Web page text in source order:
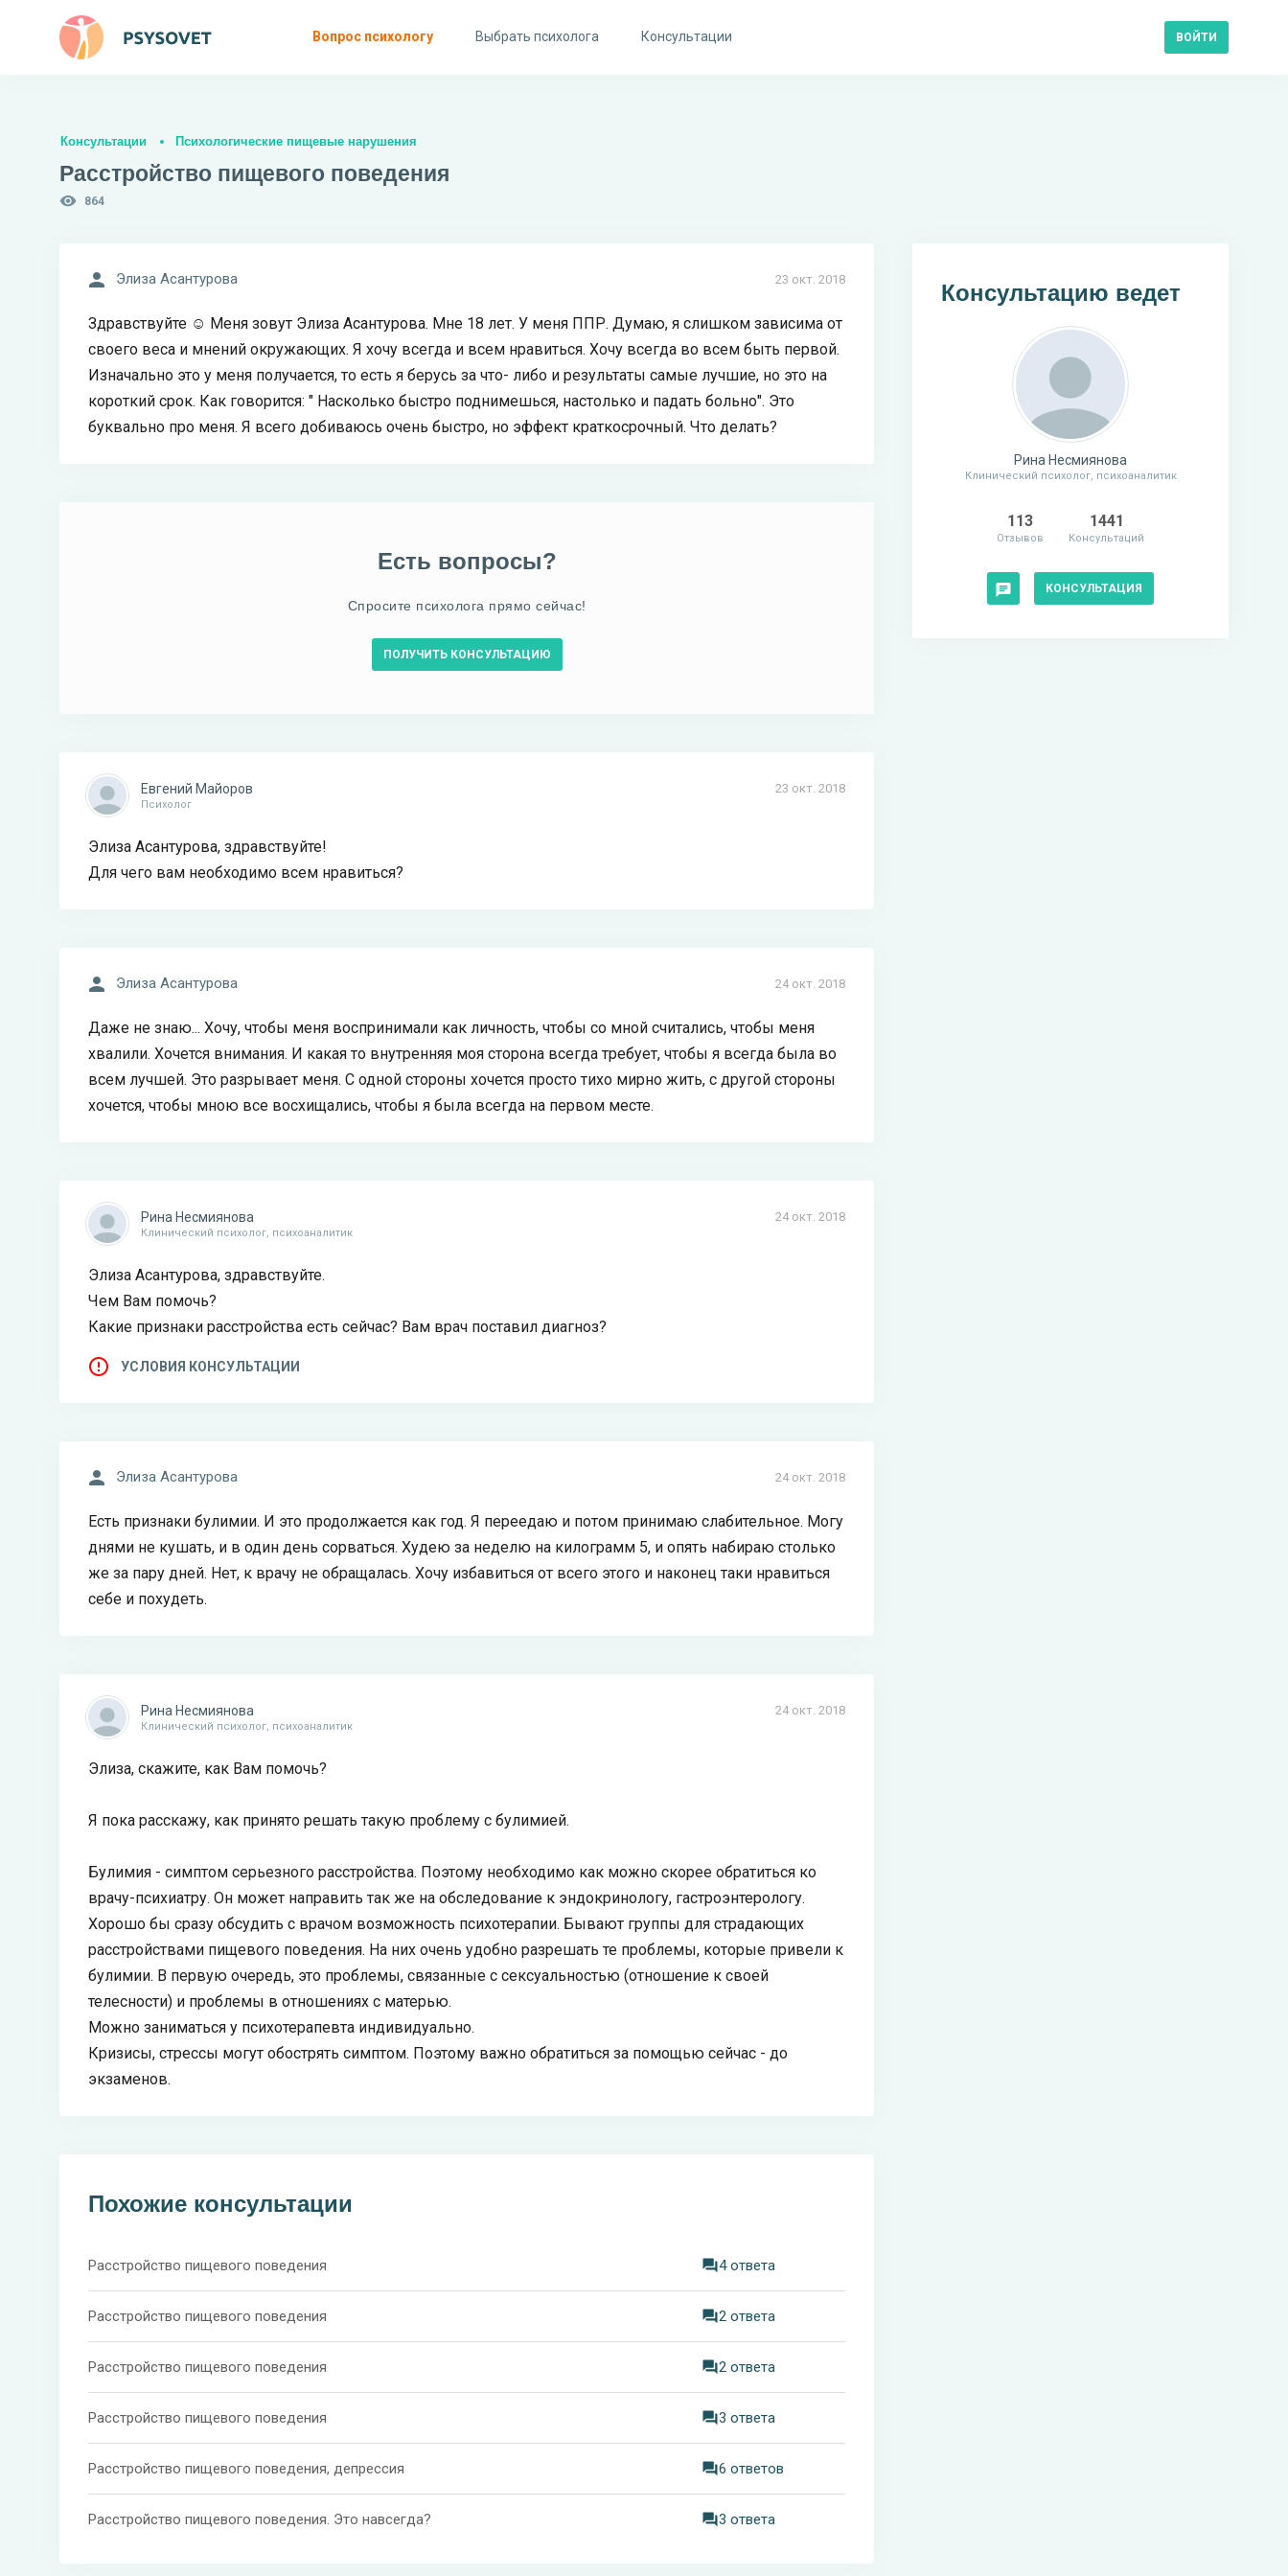
Вопрос психологу Выбрать психолога Консультации ВОЙТИ
Консультации Психологические пищевые нарушения
Расстройство пищевого поведения
864
23 окт. 2018
Элиза Асантурова
Здравствуйте ☺️ Меня зовут Элиза Асантурова. Мне 18 лет. У меня ППР. Думаю, я слишком зависима от
своего веса и мнений окружающих. Я хочу всегда и всем нравиться. Хочу всегда во всем быть первой.
Изначально это у меня получается, то есть я берусь за что- либо и результаты самые лучшие, но это на
короткий срок. Как говорится: " Насколько быстро поднимешься, настолько и падать больно". Это
буквально про меня. Я всего добиваюсь очень быстро, но эффект краткосрочный. Что делать?
Есть вопросы?
Спросите психолога прямо сейчас!
ПОЛУЧИТЬ КОНСУЛЬТАЦИЮ
23 окт. 2018
Евгений Майоров
Психолог
Элиза Асантурова, здравствуйте!
Для чего вам необходимо всем нравиться?
24 окт. 2018
Элиза Асантурова
Даже не знаю... Хочу, чтобы меня воспринимали как личность, чтобы со мной считались, чтобы меня
хвалили. Хочется внимания. И какая то внутренняя моя сторона всегда требует, чтобы я всегда была во
всем лучшей. Это разрывает меня. С одной стороны хочется просто тихо мирно жить, с другой стороны
хочется, чтобы мною все восхищались, чтобы я была всегда на первом месте.
24 окт. 2018
Рина Несмиянова
Клинический психолог, психоаналитик
Элиза Асантурова, здравствуйте.
Чем Вам помочь?
Какие признаки расстройства есть сейчас? Вам врач поставил диагноз?
УСЛОВИЯ КОНСУЛЬТАЦИИ
24 окт. 2018
Элиза Асантурова
Есть признаки булимии. И это продолжается как год. Я переедаю и потом принимаю слабительное. Могу
днями не кушать, и в один день сорваться. Худею за неделю на килограмм 5, и опять набираю столько
же за пару дней. Нет, к врачу не обращалась. Хочу избавиться от всего этого и наконец таки нравиться
себе и похудеть.
24 окт. 2018
Рина Несмиянова
Клинический психолог, психоаналитик
Элиза, скажите, как Вам помочь?
Я пока расскажу, как принято решать такую проблему с булимией.
Булимия - симптом серьезного расстройства. Поэтому необходимо как можно скорее обратиться ко
врачу-психиатру. Он может направить так же на обследование к эндокринологу, гастроэнтерологу.
Хорошо бы сразу обсудить с врачом возможность психотерапии. Бывают группы для страдающих
расстройствами пищевого поведения. На них очень удобно разрешать те проблемы, которые привели к
булимии. В первую очередь, это проблемы, связанные с сексуальностью (отношение к своей
телесности) и проблемы в отношениях с матерью.
Можно заниматься у психотерапевта индивидуально.
Кризисы, стрессы могут обострять симптом. Поэтому важно обратиться за помощью сейчас - до
экзаменов.
Похожие консультации
Расстройство пищевого поведения 4 ответа
Расстройство пищевого поведения 2 ответа
Расстройство пищевого поведения 2 ответа
Расстройство пищевого поведения 3 ответа
Расстройство пищевого поведения, депрессия 6 ответов
Расстройство пищевого поведения. Это навсегда? 3 ответа
Консультацию ведет
Рина Несмиянова
Клинический психолог, психоаналитик
113
Отзывов
1441
Консультаций
КОНСУЛЬТАЦИЯ